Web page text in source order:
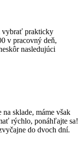
vybrať prakticky
v pracovný deň,
nasledujúci
sklade, máme však
rýchlo, ponáhľajte sa!
do dvoch dní.